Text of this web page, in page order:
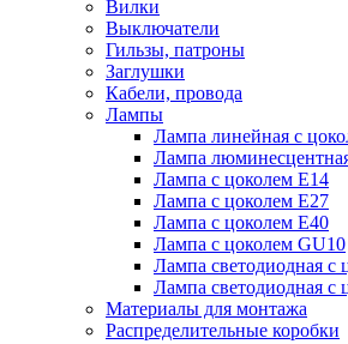
Вилки
Выключатели
Гильзы, патроны
Заглушки
Кабели, провода
Лампы
Лампа линейная с
Лампа
Лампа с цоколем E14
Лампа с цоколем E27
Лампа с цоколем E40
Лампа с цоколем GU10
Лампа светодиодная с
Лампа светодиодная с
Материалы для монтажа
Распределительные коробки